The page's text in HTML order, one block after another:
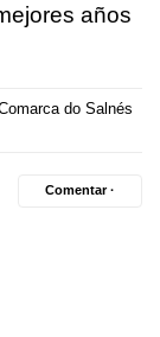
años
do Salnés
Comentar ·